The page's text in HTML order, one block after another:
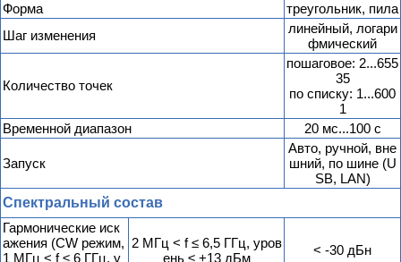
Форма
треугольник, пила
Шаг изменения
линейный, логари
фмический
Количество точек
пошаговое: 2...655
35
по списку: 1...600
1
Временной диапазон
20 мс...100 с
Запуск
Авто, ручной, вне
шний, по шине (U
SB, LAN)
Спектральный состав
Гармонические иск
ажения (CW режим,
1 МГц < f ≤ 6 ГГц, у
2 МГц < f ≤ 6,5 ГГц, уров
ень ≤ +13 дБм
< -30 дБн